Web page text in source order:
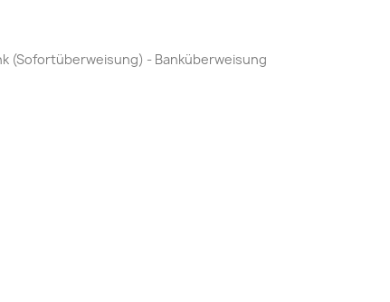
(Sofortüberweisung) - Banküberweisung